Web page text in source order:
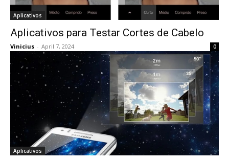
Aplicativos
Aplicativos para Testar Cortes de Cabelo
Vinicius - April 7, 2024 0
Aplicativos